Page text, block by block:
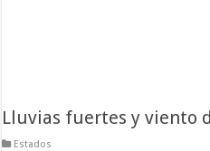
Lluvias fuertes y viento
Estados